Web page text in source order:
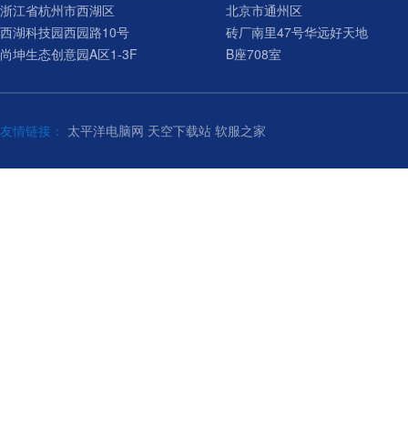
浙江省杭州市西湖区
西湖科技园西园路10号
尚坤生态创意园A区1-3F
北京市通州区
砖厂南里47号华远好天地
B座708室
友情链接： 太平洋电脑网 天空下载站 软服之家